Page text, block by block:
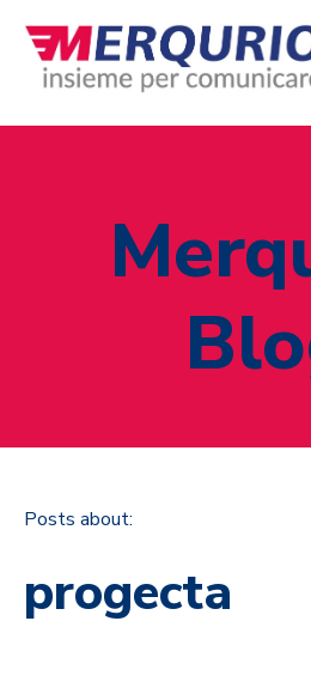
Posts about:
progecta